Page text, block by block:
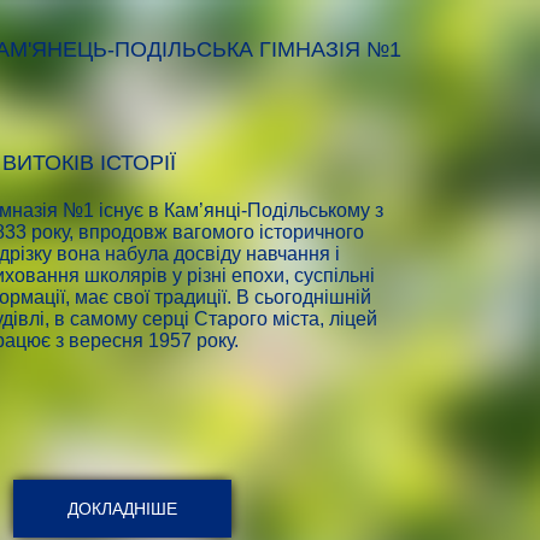
ПОДІЛЬСЬКА ГІМНАЗІЯ №1
ІСТОРІЇ
№1 існує в Кам’янці-Подільському з
року, впродовж вагомого історичного
вона набула досвіду навчання і
школярів у різні епохи, суспільні
має свої традиції. В сьогоднішній
в самому серці Старого міста, ліцей
з вересня 1957 року.
ДОКЛАДНІШЕ
№1 – АСОЦІЙОВАНИЙ ЧЛЕН
навчальний заклад, що бере
у міжнародному Проекті асоційованих
ЮНЕСКО (започаткованому у 1953 році),
якого направлена на посилення
етичних, культурних та
аспектів освіти.
ДОКЛАДНІШЕ
№1 – ШКОЛА ДИТЯЧОЇ
навчальний заклад
та розширює зв’язки з багатьма
світу (Болгарія, Німеччина, Польща,
Угорщина, Норвегія,
Хорватія, Австрія, Франція, Румунія).
ДОКЛАДНІШЕ